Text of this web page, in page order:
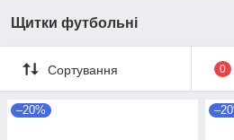
Щитки футбольні
Сортування 0
–20%